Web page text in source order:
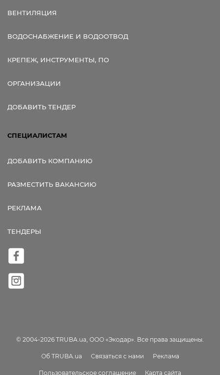
ВЕНТИЛЯЦИЯ
ВОДОСНАБЖЕНИЕ И ВОДООТВОД
КРЕПЕЖ, ИНСТРУМЕНТЫ, ПО
ОРГАНИЗАЦИИ
ДОБАВИТЬ ТЕНДЕР
СПЕЦИАЛИСТАМ
ДОБАВИТЬ КОМПАНИЮ
РАЗМЕСТИТЬ ВАКАНСИЮ
РЕКЛАМА
ТЕНДЕРЫ
© 2004-2026 TRUBA.ua, ООО «Экодар». Все права защищены.
Об TRUBA.ua Связаться с нами Реклама
Пользовательское соглашение Карта сайта